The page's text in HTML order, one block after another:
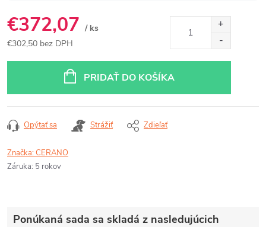
€372,07 / ks
€302,50 bez DPH
PRIDAŤ DO KOŠÍKA
Opýtať sa Strážiť Zdieľať
Značka:CERANO
Záruka: 5 rokov
Ponúkaná sada sa skladá z nasledujúcich